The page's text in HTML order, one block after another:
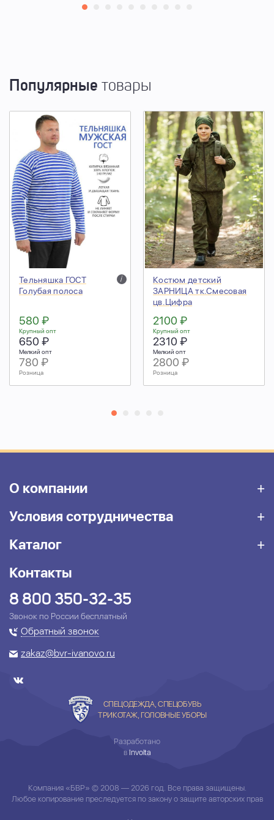
Популярные товары
Тельняшка ГОСТ
Голубая полоса
i
580 ₽
Крупный опт
650 ₽
Мелкий опт
780 ₽
Розница
Костюм детский
ЗАРНИЦА тк.Смесовая
цв.Цифра
2100 ₽
Крупный опт
2310 ₽
Мелкий опт
2800 ₽
Розница
О компании
Условия сотрудничества
Каталог
Контакты
8 800 350-32-35
Звонок по России бесплатный
Обратный звонок
zakaz@bvr-ivanovo.ru
СПЕЦОДЕЖДА, СПЕЦОБУВЬ
ТРИКОТАЖ, ГОЛОВНЫЕ УБОРЫ
Разработано
в Involta
Компания «БВР» © 2008 — 2026 год. Все права защищены.
Любое копирование преследуется по закону о защите авторских прав